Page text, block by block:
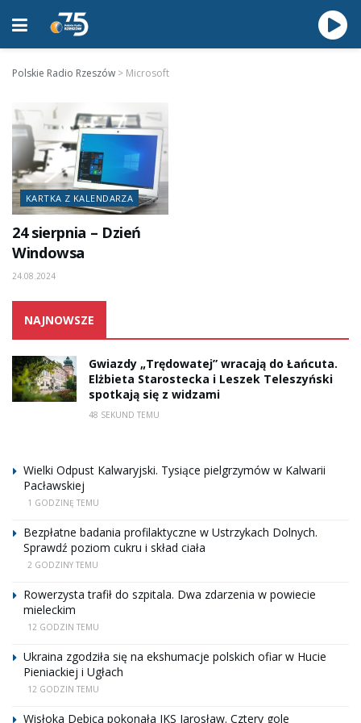
Polskie Radio Rzeszów > Microsoft
KARTKA Z KALENDARZA
24 sierpnia – Dzień
Windowsa
24.08.2024
NAJNOWSZE
Gwiazdy „Trędowatej” wracają do Łańcuta.
Elżbieta Starostecka i Leszek Teleszyński
spotkają się z widzami
48 SEKUND TEMU
Wielki Odpust Kalwaryjski. Tysiące pielgrzymów w Kalwarii
Pacławskiej
1 GODZINĘ TEMU
Bezpłatne badania profilaktyczne w Ustrzykach Dolnych.
Sprawdź poziom cukru i skład ciała
2 GODZINY TEMU
Rowerzysta trafił do szpitala. Dwa zdarzenia w powiecie
mieleckim
12 GODZIN TEMU
Ukraina zgodziła się na ekshumacje polskich ofiar w Hucie
Pieniackiej i Ugłach
12 GODZIN TEMU
Wisłoka Dębica pokonała JKS Jarosław. Cztery gole